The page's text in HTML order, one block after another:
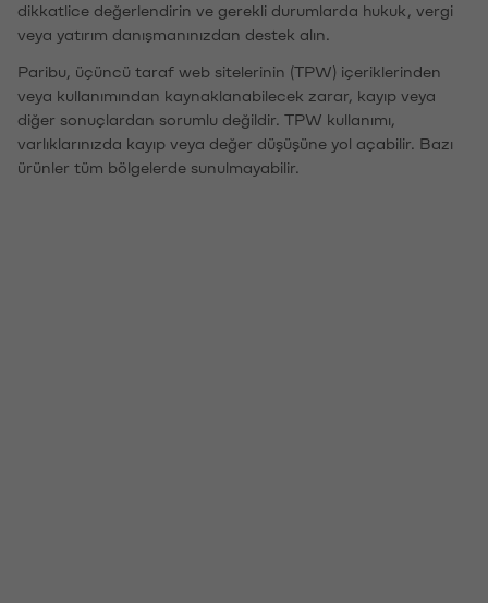
dikkatlice değerlendirin ve gerekli durumlarda hukuk, vergi
veya yatırım danışmanınızdan destek alın.
Paribu, üçüncü taraf web sitelerinin (TPW) içeriklerinden
veya kullanımından kaynaklanabilecek zarar, kayıp veya
diğer sonuçlardan sorumlu değildir. TPW kullanımı,
varlıklarınızda kayıp veya değer düşüşüne yol açabilir. Bazı
ürünler tüm bölgelerde sunulmayabilir.